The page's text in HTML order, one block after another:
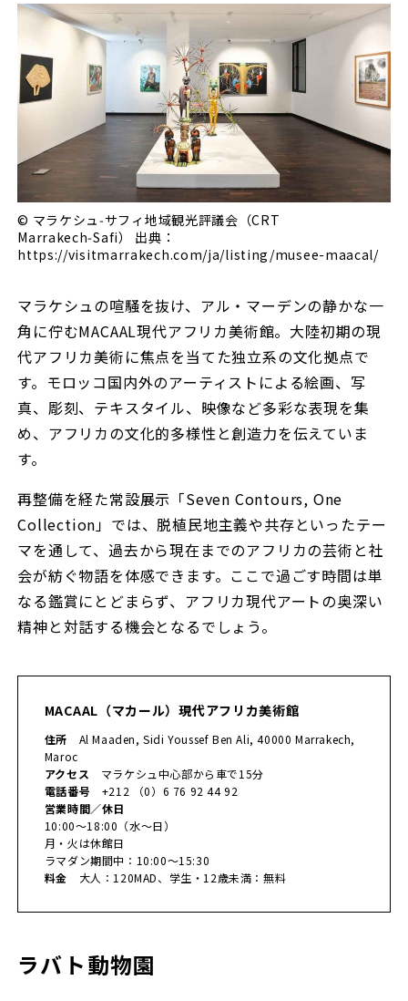
© マラケシュ‑サフィ地域観光評議会（CRT
Marrakech‑Safi） 出典：
https://visitmarrakech.com/ja/listing/musee-maacal/
マラケシュの喧騒を抜け、アル・マーデンの静かな一
角に佇むMACAAL現代アフリカ美術館。大陸初期の現
代アフリカ美術に焦点を当てた独立系の文化拠点で
す。モロッコ国内外のアーティストによる絵画、写
真、彫刻、テキスタイル、映像など多彩な表現を集
め、アフリカの文化的多様性と創造力を伝えていま
す。
再整備を経た常設展示「Seven Contours, One
Collection」では、脱植民地主義や共存といったテー
マを通して、過去から現在までのアフリカの芸術と社
会が紡ぐ物語を体感できます。ここで過ごす時間は単
なる鑑賞にとどまらず、アフリカ現代アートの奥深い
精神と対話する機会となるでしょう。
MACAAL（マカール）現代アフリカ美術館
住所 Al Maaden, Sidi Youssef Ben Ali, 40000 Marrakech,
Maroc
アクセス マラケシュ中心部から車で15分
電話番号 +212 （0）6 76 92 44 92
営業時間／休日
10:00～18:00（水～日）
月・火は休館日
ラマダン期間中：10:00～15:30
料金 大人：120MAD、学生・12歳未満：無料
ラバト動物園